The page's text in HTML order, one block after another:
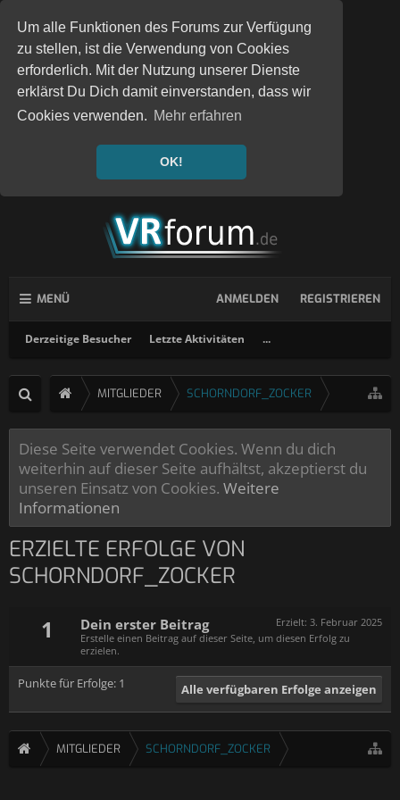
Um alle Funktionen des Forums zur Verfügung
zu stellen, ist die Verwendung von Cookies
erforderlich. Mit der Nutzung unserer Dienste
erklärst Du Dich damit einverstanden, dass wir
Cookies verwenden. Mehr erfahren
OK!
MENÜ
Derzeitige Besucher Letzte Aktivitäten ...
ANMELDEN REGISTRIEREN
MITGLIEDER SCHORNDORF_ZOCKER
Diese Seite verwendet Cookies. Wenn du dich
weiterhin auf dieser Seite aufhältst, akzeptierst du
unseren Einsatz von Cookies. Weitere
Informationen
ERZIELTE ERFOLGE VON
SCHORNDORF_ZOCKER
1 Erzielt: 3. Februar 2025
Dein erster Beitrag
Erstelle einen Beitrag auf dieser Seite, um diesen Erfolg zu
erzielen.
Punkte für Erfolge: 1 Alle verfügbaren Erfolge anzeigen
MITGLIEDER SCHORNDORF_ZOCKER